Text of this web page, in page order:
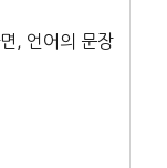
, 언어의 문장